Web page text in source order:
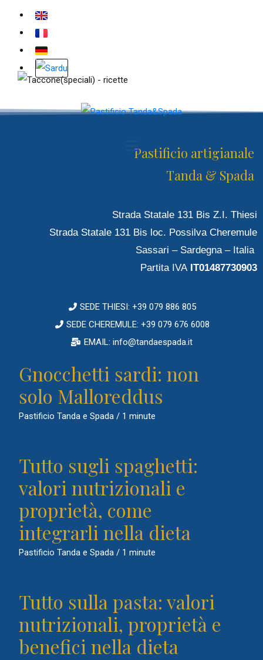
Pastificio artigianale
Tanda & Spada
Strada Statale 131 Bis Z.I. Thiesi
Strada Statale 131 Bis loc. Possilva Cheremule
Sassari – Sardegna – Italia
Partita IVA IT01487730903
SEDE THIESI: +39 079 886 805
SEDE CHEREMULE: +39 079 676 6008
EMAIL: info@tandaespada.it
Gnocchetti sardi: non
solo Malloreddus
Pastificio Tanda e Spada / 1 minute
Tutto sugli spaghetti:
valori nutrizionali e
proprietà, come
integrarli nella dieta
Pastificio Tanda e Spada / 1 minute
Tutto sulla pasta: valori
nutrizionali, proprietà e
benefici nella dieta